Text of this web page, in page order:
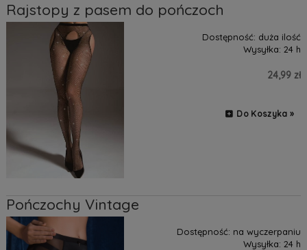
Rajstopy z pasem do pończoch
Dostępność: duża ilość
Wysyłka: 24 h
24,99 zł
Do Koszyka »
Pończochy Vintage
Dostępność: na wyczerpaniu
Wysyłka: 24 h